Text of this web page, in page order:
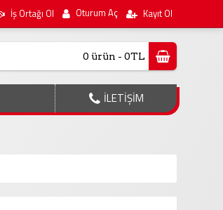
İş Ortağı Ol Oturum Aç Kayıt Ol
0 ürün - 0TL
İLETİŞİM